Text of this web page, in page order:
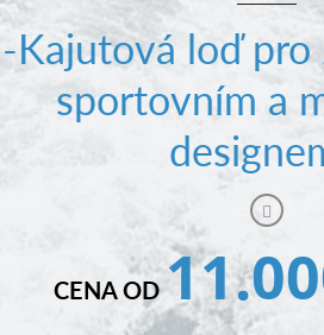
Pronájem a ceník
Plán plavby
Tipy na výlet
PRODEJ LODÍ
-Kajutová loď pro
sportovním a
CENA OD